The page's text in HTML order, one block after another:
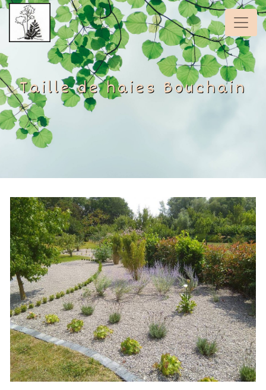
Panneau de gestion des cookies
Taille de haies Bouchain